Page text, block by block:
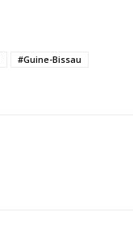
#Guine-Bissau